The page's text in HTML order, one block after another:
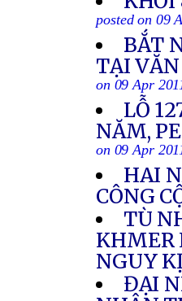
posted on 09
BẮT
TẠI
on 09 Apr
LỖ
NĂM,
on 09 Apr
HAI
CÔNG
TÙ
KHMER
NGUY
ĐẠI